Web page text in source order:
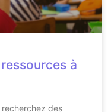
à
recherchez des